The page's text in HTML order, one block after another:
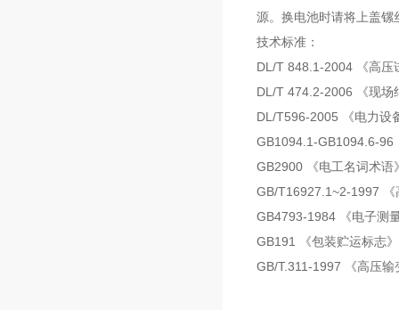
源。换电池时请将上盖
技术标准：
DL/T 848.1-2004 《高压
DL/T 474.2-2006 《现场
DL/T596-2005 《电力设
GB1094.1-GB1094.6-96
GB2900 《电工名词术语
GB/T16927.1~2-1997 《
GB4793-1984 《电子测
GB191 《包装贮运标志》
GB/T.311-1997 《高压